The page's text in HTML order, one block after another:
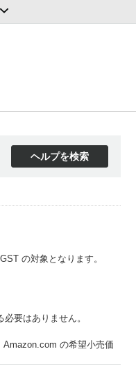
ヘルプを検索
の対象となります。
要はありません。
の希望小売価